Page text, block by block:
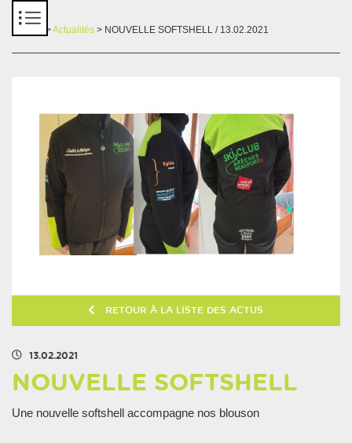
>Actualités > NOUVELLE SOFTSHELL / 13.02.2021
RETOUR À LA LISTE DES ACTUS
13.02.2021
NOUVELLE SOFTSHELL
Une nouvelle softshell accompagne nos blouson